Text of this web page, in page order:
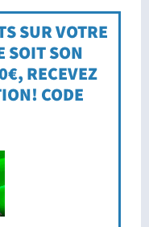
SUR VOTRE
SOIT SON
RECEVEZ
CODE